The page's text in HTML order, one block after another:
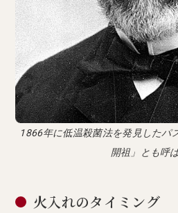
1866年に低温殺菌法を発見したパ
開祖」とも呼
火入れのタイミング